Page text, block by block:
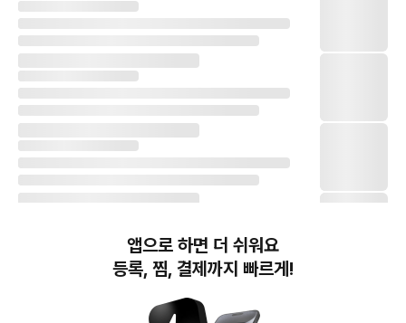
앱으로 하면 더 쉬워요
등록, 찜, 결제까지 빠르게!